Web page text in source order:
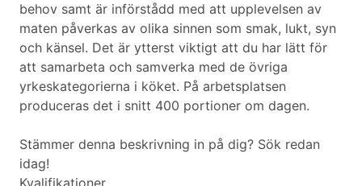
behov samt är införstådd med att upplevelsen av
maten påverkas av olika sinnen som smak, lukt, syn
och känsel. Det är ytterst viktigt att du har lätt för
att samarbeta och samverka med de övriga
yrkeskategorierna i köket. På arbetsplatsen
produceras det i snitt 400 portioner om dagen.
Stämmer denna beskrivning in på dig? Sök redan
idag!